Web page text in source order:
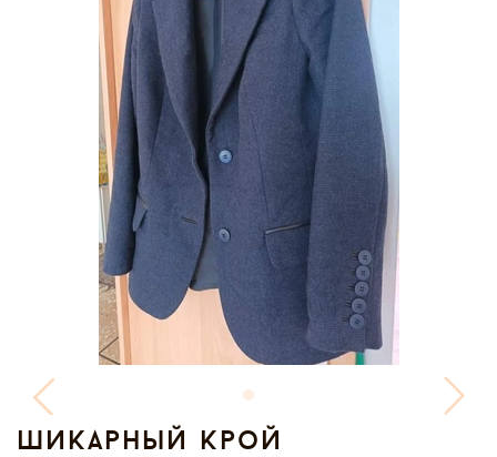
шикарный крой